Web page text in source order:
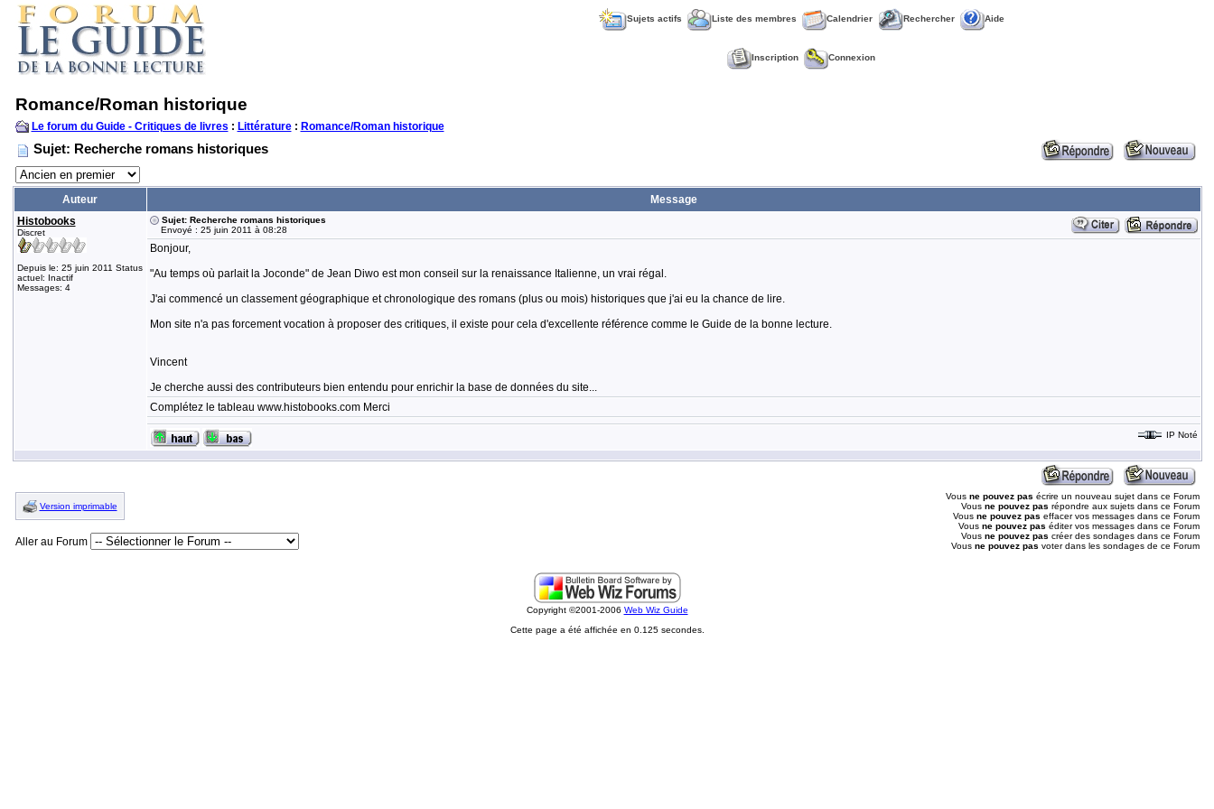
Sujets actifs Liste des membres Calendrier Rechercher Aide
Inscription Connexion
Romance/Roman historique
Le forum du Guide - Critiques de livres : Littérature: Romance/Roman historique
Sujet: Recherche romans historiques
Auteur
Message
Histobooks
Discret
Depuis le: 25 juin 2011 Status
actuel: Inactif
Messages: 4
Sujet: Recherche romans historiques
Envoyé : 25 juin 2011 à 08:28
Bonjour,
"Au temps où parlait la Joconde" de Jean Diwo est mon conseil sur la renaissance Italienne, un vrai régal.
J'ai commencé un classement géographique et chronologique des romans (plus ou mois) historiques que j'ai eu la chance de lire.
Mon site n'a pas forcement vocation à proposer des critiques, il existe pour cela d'excellente référence comme le Guide de la bonne lecture.
Vincent
Je cherche aussi des contributeurs bien entendu pour enrichir la base de données du site...
Complétez le tableau www.histobooks.com Merci
IP Noté
Version imprimable
Aller au Forum
Vous ne pouvez pas écrire un nouveau sujet dans ce Forum
Vous ne pouvez pas répondre aux sujets dans ce Forum
Vous ne pouvez pas effacer vos messages dans ce Forum
Vous ne pouvez pas éditer vos messages dans ce Forum
Vous ne pouvez pas créer des sondages dans ce Forum
Vous ne pouvez pas voter dans les sondages de ce Forum
Copyright ©2001-2006 Web Wiz Guide
Cette page a été affichée en 0.125 secondes.